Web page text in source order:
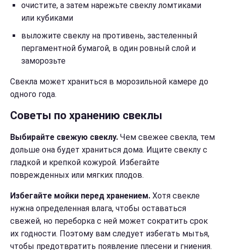
очистите, а затем нарежьте свеклу ломтиками
или кубиками
выложите свеклу на противень, застеленный
пергаментной бумагой, в один ровный слой и
заморозьте
Свекла может храниться в морозильной камере до
одного года.
Советы по хранению свеклы
Выбирайте свежую свеклу. Чем свежее свекла, тем
дольше она будет храниться дома. Ищите свеклу с
гладкой и крепкой кожурой. Избегайте
поврежденных или мягких плодов.
Избегайте мойки перед хранением. Хотя свекле
нужна определенная влага, чтобы оставаться
свежей, но переборка с ней может сократить срок
их годности. Поэтому вам следует избегать мытья,
чтобы предотвратить появление плесени и гниения.